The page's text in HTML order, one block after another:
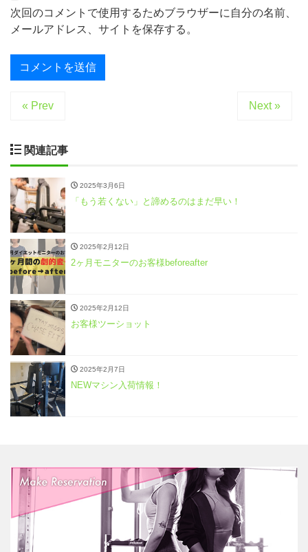
次回のコメントで使用するためブラウザーに自分の名前、
メールアドレス、サイトを保存する。
« Prev Next »
関連記事
2025年3月6日
「もう若くない」と諦めるのはまだ早い！
2025年2月12日
2ヶ月モニターのお客様beforeafter
2025年2月12日
お客様ツーショット
2025年2月7日
NEWマシン入荷情報！